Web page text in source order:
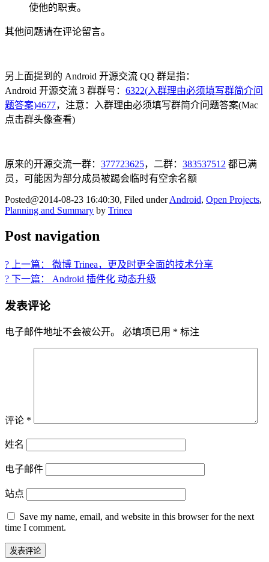
使他的职责。
其他问题请在评论留言。
另上面提到的 Android 开源交流 QQ 群是指：
Android 开源交流 3 群群号： 6322(入群理由必须填写群简介问
题答案)4677，注意：入群理由必须填写群简介问题答案(Mac
点击群头像查看)
原来的开源交流一群： 377723625，二群： 383537512 都已满
员，可能因为部分成员被踢会临时有空余名额
Posted@2014-08-23 16:40:30, Filed underAndroid, Open Projects,
Planning and Summary by Trinea
Post navigation
? 上一篇： 微博 Trinea，更及时更全面的技术分享
? 下一篇： Android 插件化 动态升级
发表评论
电子邮件地址不会被公开。 必填项已用 * 标注
评论 *
姓名
电子邮件
站点
Save my name, email, and website in this browser for the next
time I comment.